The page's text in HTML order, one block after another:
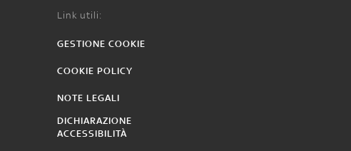
Link utili:
GESTIONE COOKIE
COOKIE POLICY
NOTE LEGALI
DICHIARAZIONE
ACCESSIBILITÀ